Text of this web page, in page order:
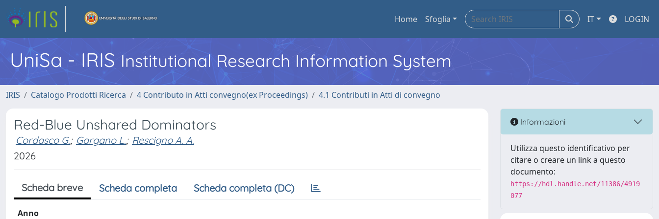
Home Sfoglia IT LOGIN
UniSa - IRIS Institutional Research Information System
IRIS Catalogo Prodotti Ricerca 4 Contributo in Atti convegno(ex Proceedings) 4.1 Contributi in Atti di convegno
Red-Blue Unshared Dominators
Cordasco G.; Gargano L.; Rescigno A. A.
2026
Scheda breve Scheda completa Scheda completa (DC)
Anno
Informazioni
Utilizza questo identificativo per
citare o creare un link a questo
documento:
https://hdl.handle.net/11386/4919
077